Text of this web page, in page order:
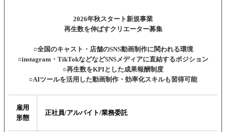
2026年秋スタート新規事業
再生数を伸ばすクリエーター募集
○全国のキャスト・店舗のSNS動画制作に関われる環境
○instagram・TikTokなどなどSNSメディアに直結するポジション
○再生数をKPIとした成果報酬制度
○AIツールを活用した動画制作・効率化スキルも習得可能
雇用
形態
正社員/アルバイト/業務委託